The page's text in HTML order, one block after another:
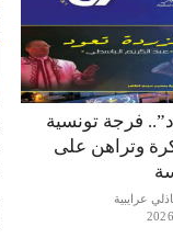
فرجة تونسية
وتراهن على